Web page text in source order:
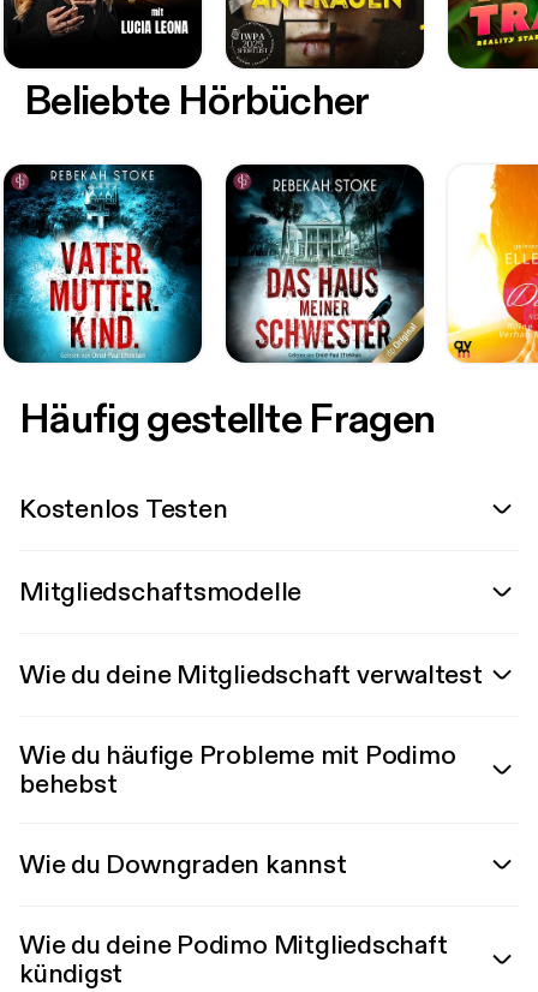
Beliebte Hörbücher
Häufig gestellte Fragen
Kostenlos Testen
Mitgliedschaftsmodelle
Wie du deine Mitgliedschaft verwaltest
Wie du häufige Probleme mit Podimo
behebst
Wie du Downgraden kannst
Wie du deine Podimo Mitgliedschaft
kündigst